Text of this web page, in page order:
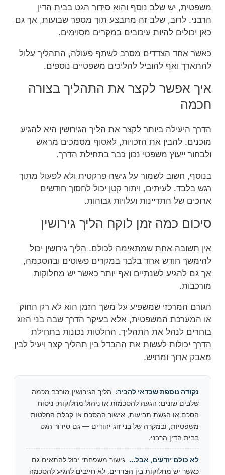
משפטית, יש שלב נוסף והוא סידור הגט בבית הדין
הרבני. לרוב, שלב זה מתבצע תוך מספר שבועות, אך גם
כאן יכולים להיות עיכובים במקרים מסוימים.
כאשר אחד הצדדים מסרב לשתף פעולה, התהליך עלול
להתארך ואף להוביל להליכים משפטיים נוספים.
איך אפשר לקצר את התהליך בצורה
חכמה
הדרך היעילה ביותר לקצר את הליך הגירושין היא להגיע
מוכנים. להבין את הזכויות, לאסוף מסמכים מראש
ולבחור ייעוץ משפטי נכון כבר בתחילת הדרך.
בנוסף, חשוב לשמור על גישה פרקטית ולא לפעול מתוך
רגש בלבד. לעיתים, ויתור קטן יכול לחסוך חודשים
ארוכים של התדיינות ועלויות גבוהות.
סיכום כמה זמן לוקח הליך גירושין
אין תשובה אחת שמתאימה לכולם. הליך גירושין יכול
להימשך חודש אחד בלבד במקרים פשוטים ובהסכמה,
אך גם להגיע לשנתיים ואף יותר כאשר יש מחלוקות
מורכבות.
הגורם המרכזי שמשפיע על משך הזמן הוא לא רק החוק
או המערכת המשפטית, אלא בעיקר הדרך שבה בני הזוג
בוחרים לנהל את התהליך. החלטות נכונות בתחילת
הדרך יכולות לעשות את ההבדל בין תהליך קצר ויעיל לבין
מאבק ארוך ומתיש.
נקודה נוספת שכדאי להכיר: הליך הגירושין מורכב מכמה
שלבים שונים: הגעה להסכמות או ניהול מחלוקות, ניסוח
הסכם או הגשת תביעות, אישור ההסכם או קבלת החלטות
משפטיות, ובמקרה של בני זוג יהודים — גם סידור הגט
בבית הדין הרבני.
לא כולם יודעים, אבל... גישור משפחתי יכול להתאים גם
כאשר יש מחלוקות בין הצדדים. לא חייבים להגיע להסכמה